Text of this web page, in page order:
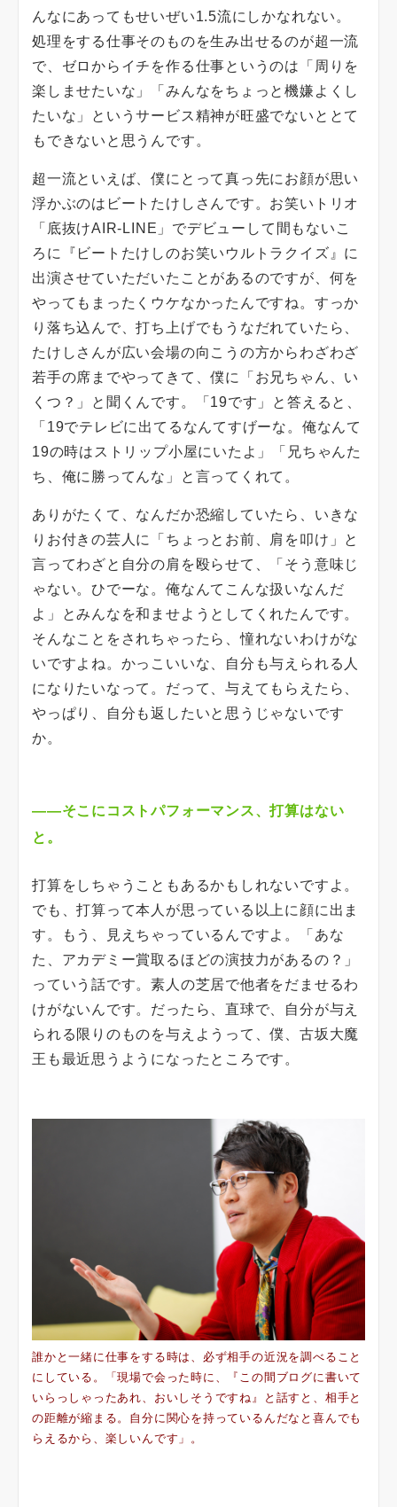
んなにあってもせいぜい1.5流にしかなれない。
処理をする仕事そのものを生み出せるのが超一流
で、ゼロからイチを作る仕事というのは「周りを
楽しませたいな」「みんなをちょっと機嫌よくし
たいな」というサービス精神が旺盛でないととて
もできないと思うんです。
超一流といえば、僕にとって真っ先にお顔が思い
浮かぶのはビートたけしさんです。お笑いトリオ
「底抜けAIR-LINE」でデビューして間もないこ
ろに『ビートたけしのお笑いウルトラクイズ』に
出演させていただいたことがあるのですが、何を
やってもまったくウケなかったんですね。すっか
り落ち込んで、打ち上げでもうなだれていたら、
たけしさんが広い会場の向こうの方からわざわざ
若手の席までやってきて、僕に「お兄ちゃん、い
くつ？」と聞くんです。「19です」と答えると、
「19でテレビに出てるなんてすげーな。俺なんて
19の時はストリップ小屋にいたよ」「兄ちゃんた
ち、俺に勝ってんな」と言ってくれて。
ありがたくて、なんだか恐縮していたら、いきな
りお付きの芸人に「ちょっとお前、肩を叩け」と
言ってわざと自分の肩を殴らせて、「そう意味じ
ゃない。ひでーな。俺なんてこんな扱いなんだ
よ」とみんなを和ませようとしてくれたんです。
そんなことをされちゃったら、憧れないわけがな
いですよね。かっこいいな、自分も与えられる人
になりたいなって。だって、与えてもらえたら、
やっぱり、自分も返したいと思うじゃないです
か。
――そこにコストパフォーマンス、打算はない
と。
打算をしちゃうこともあるかもしれないですよ。
でも、打算って本人が思っている以上に顔に出ま
す。もう、見えちゃっているんですよ。「あな
た、アカデミー賞取るほどの演技力があるの？」
っていう話です。素人の芝居で他者をだませるわ
けがないんです。だったら、直球で、自分が与え
られる限りのものを与えようって、僕、古坂大魔
王も最近思うようになったところです。
誰かと一緒に仕事をする時は、必ず相手の近況を調べること
にしている。「現場で会った時に、『この間ブログに書いて
いらっしゃったあれ、おいしそうですね』と話すと、相手と
の距離が縮まる。自分に関心を持っているんだなと喜んでも
らえるから、楽しいんです」。